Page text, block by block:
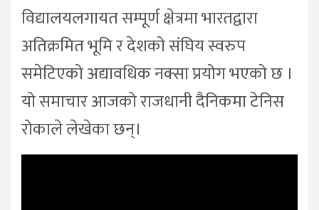
विद्यालयलगायत सम्पूर्ण क्षेत्रमा भारतद्वारा
अतिक्रमित भूमि र देशको संघिय स्वरुप
समेटिएको अद्यावधिक नक्सा प्रयोग भएको छ ।
यो समाचार आजको राजधानी दैनिकमा टेनिस
रोकाले लेखेका छन्।